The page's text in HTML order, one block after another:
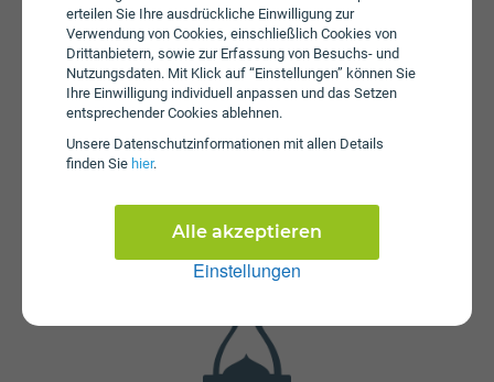
erteilen Sie Ihre ausdrückliche Einwilligung zur
Verwendung von Cookies, einschließlich Cookies von
Drittanbietern, sowie zur Erfassung von Besuchs- und
Nutzungsdaten. Mit Klick auf “Einstellungen” können Sie
Ihre Einwilligung individuell anpassen und das Setzen
entsprechender Cookies ablehnen.
Unsere Daten­schutz­informationen mit allen Details
finden Sie hier.
Einstellungen
Alle akzeptieren
Die Vertragslaufzeit bei gigakraft 250 beträgt 24 Monate.
Die Kündigungsfrist beträgt 1 Monat.